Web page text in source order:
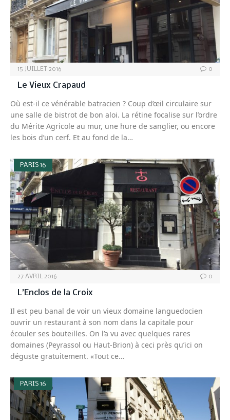
15 JUILLET 2016 0
Le Vieux Crapaud
Où est-il ce vénérable batracien ? Coup d’œil circulaire sur
une salle de bistrot de bon aloi. La rétine focalise sur l’ordre
du Mérite Agricole au mur, une hure de sanglier, ou encore
les bois d’un cerf. Et au fond de la…
PARIS 16
27 AVRIL 2016 0
L’Enclos de la Croix
Il est peu banal de voir un vieux domaine languedocien
ouvrir un restaurant à son nom dans la capitale pour
écouler ses bouteilles. On l’a vu avec quelques rares
domaines (Peyrassol ou Haut-Brion) à ceci près qu’ici on
déguste gratuitement. «Tout ce…
PARIS 16